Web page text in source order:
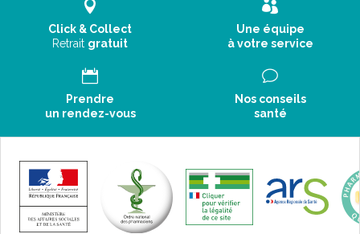
Click & Collect
Retrait gratuit
Une équipe
à votre service
Prendre
un rendez-vous
Nos conseils
santé